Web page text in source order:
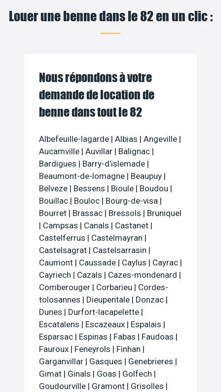
Louer une benne dans le 82 en un clic :
Nous répondons à votre
demande de location de
benne dans tout le 82
Albefeuille-lagarde | Albias | Angeville |
Aucamville | Auvillar | Balignac |
Bardigues | Barry-d’islemade |
Beaumont-de-lomagne | Beaupuy |
Belveze | Bessens | Bioule | Boudou |
Bouillac | Bouloc | Bourg-de-visa |
Bourret | Brassac | Bressols | Bruniquel
| Campsas | Canals | Castanet |
Castelferrus | Castelmayran |
Castelsagrat | Castelsarrasin |
Caumont | Caussade | Caylus | Cayrac |
Cayriech | Cazals | Cazes-mondenard |
Comberouger | Corbarieu | Cordes-
tolosannes | Dieupentale | Donzac |
Dunes | Durfort-lacapelette |
Escatalens | Escazeaux | Espalais |
Esparsac | Espinas | Fabas | Faudoas |
Fauroux | Feneyrols | Finhan |
Garganvillar | Gasques | Genebrieres |
Gimat | Ginals | Goas | Golfech |
Goudourville | Gramont | Grisolles |